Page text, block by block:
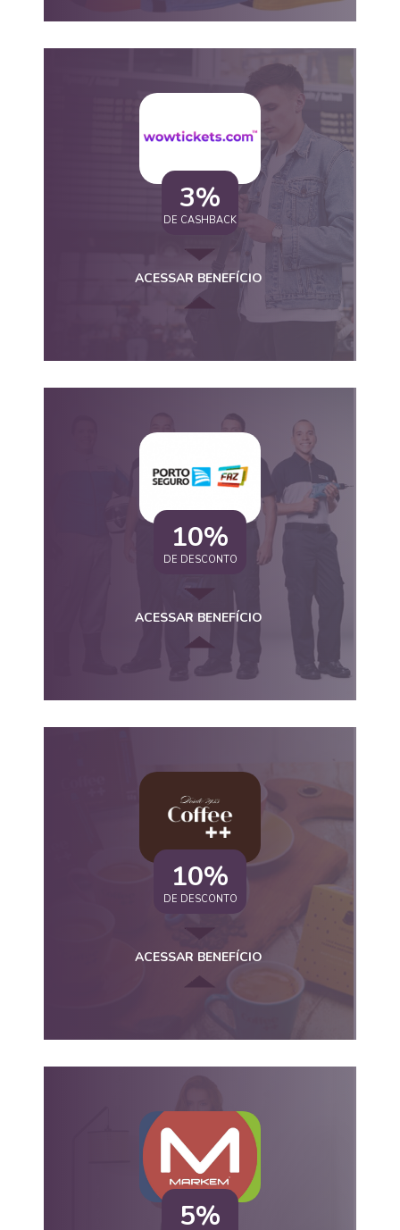
3%
DE CASHBACK
ACESSAR BENEFÍCIO
10%
DE DESCONTO
ACESSAR BENEFÍCIO
10%
DE DESCONTO
ACESSAR BENEFÍCIO
5%